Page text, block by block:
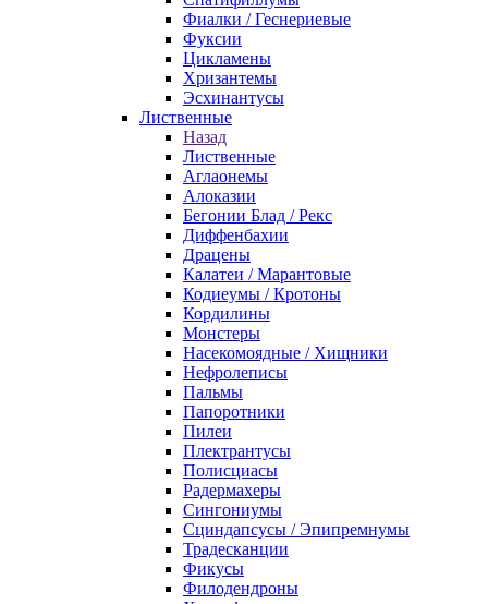
Фиалки / Геснериевые
Фуксии
Цикламены
Хризантемы
Эсхинантусы
Лиственные
Назад
Лиственные
Аглаонемы
Алоказии
Бегонии Блад / Рекс
Диффенбахии
Драцены
Калатеи / Марантовые
Кодиеумы / Кротоны
Кордилины
Монстеры
Насекомоядные / Хищники
Нефролеписы
Пальмы
Папоротники
Пилеи
Плектрантусы
Полисциасы
Радермахеры
Сингониумы
Сциндапсусы / Эпипремнумы
Традесканции
Фикусы
Филодендроны